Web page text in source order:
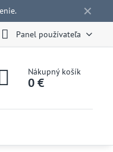
✕
Panel používateľa
Nákupný košík
0 €